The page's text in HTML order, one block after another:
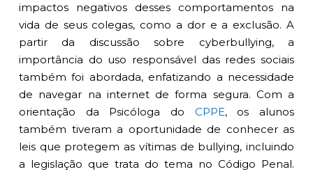
impactos negativos desses comportamentos na
vida de seus colegas, como a dor e a exclusão. A
partir da discussão sobre cyberbullying, a
importância do uso responsável das redes sociais
também foi abordada, enfatizando a necessidade
de navegar na internet de forma segura. Com a
orientação da Psicóloga do CPPE, os alunos
também tiveram a oportunidade de conhecer as
leis que protegem as vítimas de bullying, incluindo
a legislação que trata do tema no Código Penal.